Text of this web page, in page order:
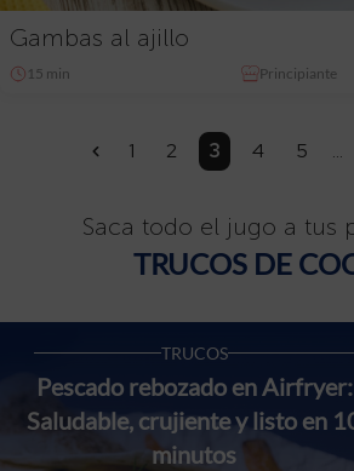
Gambas al ajillo
15 min Principiante
« 1 2 3 4 5 ...
Saca todo el jugo a tus
TRUCOS DE
TRUCOS
Pescado rebozado en Airfryer:
Saludable, crujiente y listo en
minutos